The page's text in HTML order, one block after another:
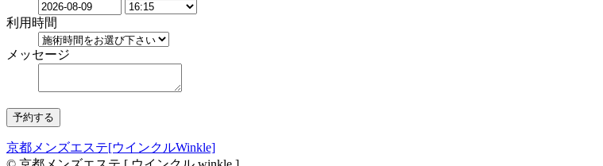
利用時間
メッセージ
京都メンズエステ[ウインクルWinkle]